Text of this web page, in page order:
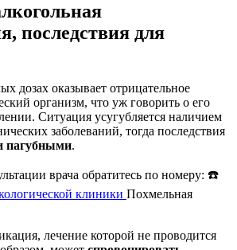
последствия для
дозах оказывает отрицательное
организм, что уж говорить о его
Ситуация усугубляется наличием
заболеваний, тогда последствия
пагубными.
врача обратитесь по номеру: ☎️
клиники Похмельная
лечение которой не проводится